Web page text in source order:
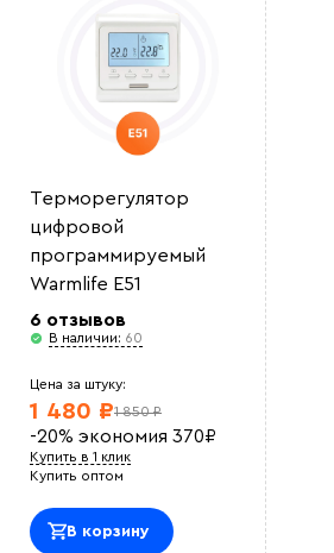
Терморегулятор
цифровой
программируемый
Warmlife E51
6 отзывов
В наличии: 60
Цена за штуку:
1 850 ₽
1 480 ₽
-20% экономия 370₽
Купить в 1 клик
Купить оптом
В корзину